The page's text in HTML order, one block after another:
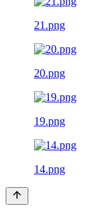
21.png
20.png
19.png
14.png